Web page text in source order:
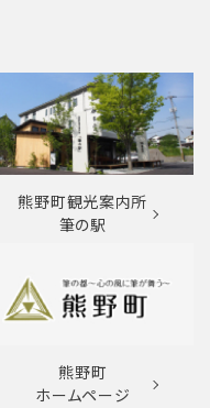
熊野町観光案内所
筆の駅
熊野町
ホームページ